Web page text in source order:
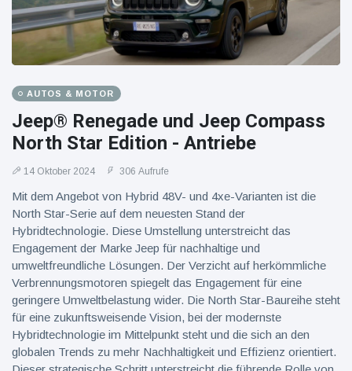
AUTOS & MOTOR
Jeep® Renegade und Jeep Compass
North Star Edition - Antriebe
14 Oktober 2024 306 Aufrufe
Mit dem Angebot von Hybrid 48V- und 4xe-Varianten ist die
North Star-Serie auf dem neuesten Stand der
Hybridtechnologie. Diese Umstellung unterstreicht das
Engagement der Marke Jeep für nachhaltige und
umweltfreundliche Lösungen. Der Verzicht auf herkömmliche
Verbrennungsmotoren spiegelt das Engagement für eine
geringere Umweltbelastung wider. Die North Star-Baureihe steht
für eine zukunftsweisende Vision, bei der modernste
Hybridtechnologie im Mittelpunkt steht und die sich an den
globalen Trends zu mehr Nachhaltigkeit und Effizienz orientiert.